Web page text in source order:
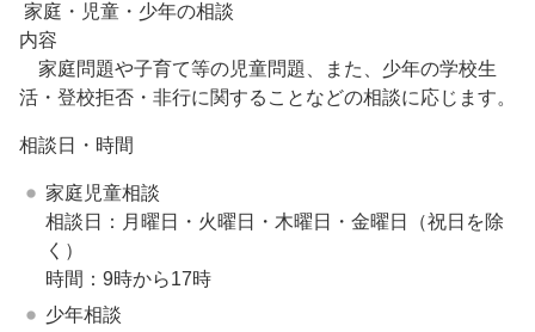
家庭・児童・少年の相談
内容
家庭問題や子育て等の児童問題、また、少年の学校生
活・登校拒否・非行に関することなどの相談に応じます。
相談日・時間
家庭児童相談
相談日：月曜日・火曜日・木曜日・金曜日（祝日を除
く）
時間：9時から17時
少年相談